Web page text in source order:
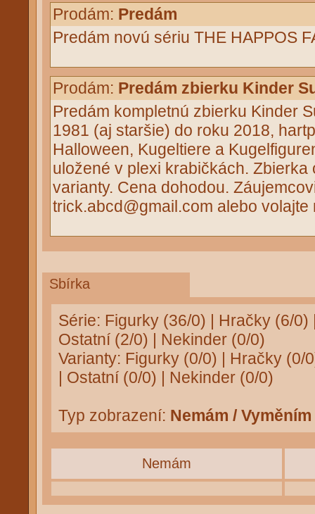
Prodám: Predám
Predám novú sériu THE HAPPOS
Prodám: Predám zbierku Kinder
Predám kompletnú zbierku Kinder
1981 (aj staršie) do roku 2018,
Halloween, Kugeltiere a
uložené v plexi krabičkách. Zbierka
varianty. Cena dohodou.
trick.abcd@gmail.com alebo
Sbírka
Série: Figurky (36/0) | Hračky (6/0)
Ostatní (2/0) | Nekinder (0/0)
Varianty: Figurky (0/0) | Hračky (0/
| Ostatní (0/0) | Nekinder (0/0)
Typ zobrazení: Nemám / Vyměním
Nemám